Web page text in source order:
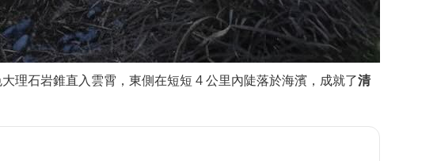
理石岩錐直入雲霄，東側在短短 4 公里內陡落於海濱，成就了清